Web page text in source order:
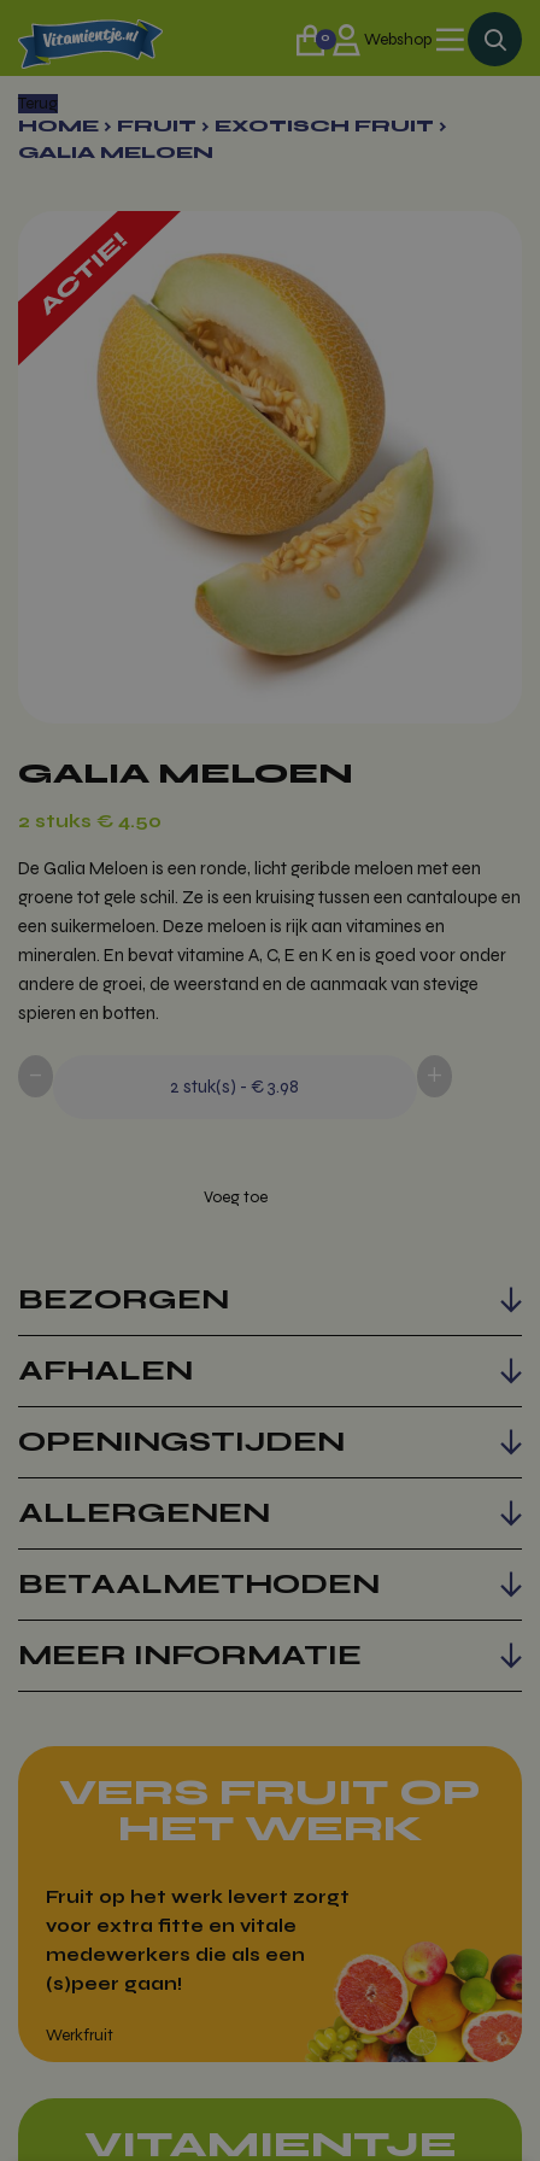
0 Webshop
Terug
HOME › FRUIT › EXOTISCH FRUIT ›
GALIA MELOEN
GALIA MELOEN
2 stuks € 4.50
De Galia Meloen is een ronde, licht geribde meloen met een
groene tot gele schil. Ze is een kruising tussen een cantaloupe en
een suikermeloen. Deze meloen is rijk aan vitamines en
mineralen. En bevat vitamine A, C, E en K en is goed voor onder
andere de groei, de weerstand en de aanmaak van stevige
spieren en botten.
- 2 stuk(s) - € 3.98 +
Voeg toe
BEZORGEN
AFHALEN
OPENINGSTIJDEN
ALLERGENEN
BETAALMETHODEN
MEER INFORMATIE
VERS FRUIT OP
HET WERK
Fruit op het werk levert zorgt
voor extra fitte en vitale
medewerkers die als een
(s)peer gaan!
VITAMIENTJE